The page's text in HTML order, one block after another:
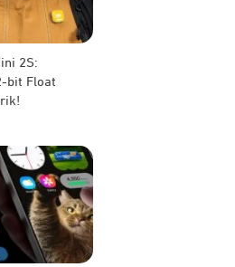
2S:
bit Float